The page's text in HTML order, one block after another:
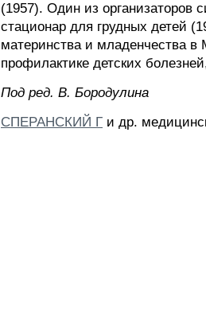
(1957). Один из организаторов
стационар для грудных детей
материнства и младенчества
профилактике детских
Пoд peд. B. Бopoдyлинa
СПЕРАНСКИЙ Г и др.